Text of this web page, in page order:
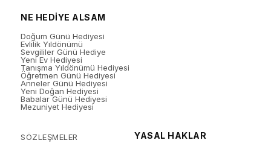
NE HEDİYE ALSAM
Doğum Günü Hediyesi
Evlilik Yıldönümü
Sevgililer Günü Hediye
Yeni Ev Hediyesi
Tanışma Yıldönümü Hediyesi
Öğretmen Günü Hediyesi
Anneler Günü Hediyesi
Yeni Doğan Hediyesi
Babalar Günü Hediyesi
Mezuniyet Hediyesi
SÖZLEŞMELER
YASAL HAKLAR